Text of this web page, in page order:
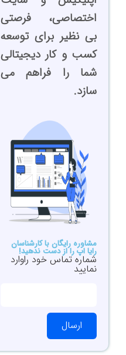
اختصاصی، فرصتی
بی نظیر برای توسعه
کسب و کار دیجیتالی
شما را فراهم می
سازد.
مشاوره رایگان با کارشناسان
رایا اپ را از دست ندهید!
شماره تماس خود راوارد
نمایید
ارسال